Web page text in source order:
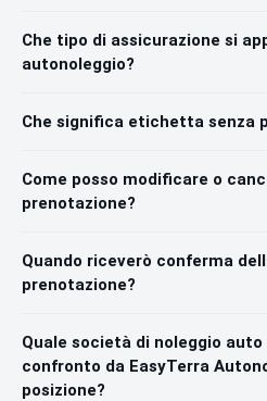
Che tipo di assicurazione si
autonoleggio?
Che significa etichetta senza
Come posso modificare o
prenotazione?
Quando riceverò conferma
prenotazione?
Quale società di noleggio auto
confronto da EasyTerra
posizione?